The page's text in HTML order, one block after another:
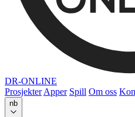
DR-ONLINE
Prosjekter Apper Spill Om oss
nb